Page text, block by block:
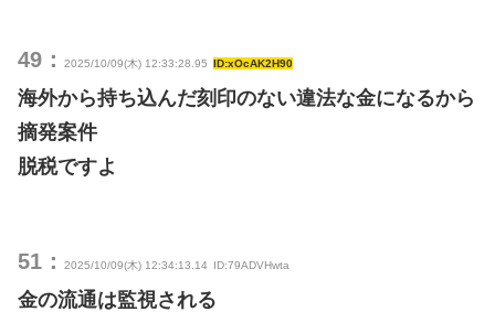
49： 2025/10/09(木) 12:33:28.95 ID:xOcAK2H90
海外から持ち込んだ刻印のない違法な金になるから
摘発案件
脱税ですよ
51： 2025/10/09(木) 12:34:13.14 ID:79ADVHwta
金の流通は監視される